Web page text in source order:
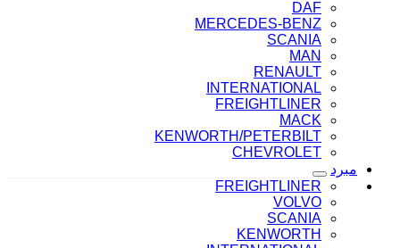
DAF
MERCEDES-BENZ
SCANIA
MAN
RENAULT
INTERNATIONAL
FREIGHTLINER
MACK
KENWORTH/PETERBILT
CHEVROLET
مبرد
FREIGHTLINER
VOLVO
SCANIA
KENWORTH